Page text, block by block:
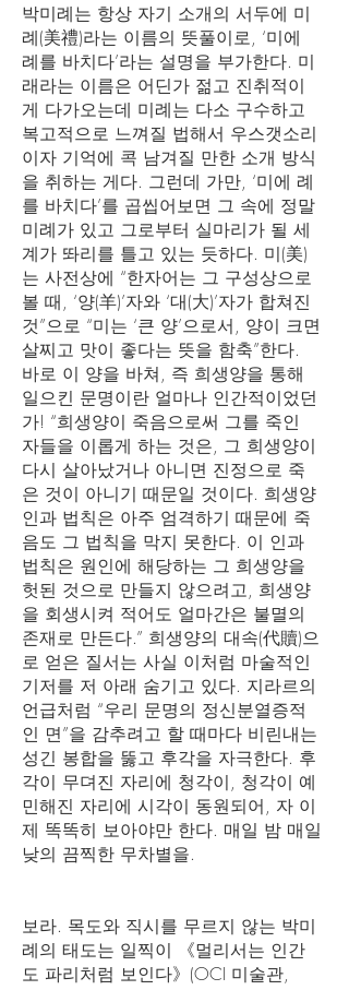
박미례는 항상 자기 소개의 서두에 미
례(美禮)라는 이름의 뜻풀이로, ‘미에
례를 바치다’라는 설명을 부가한다. 미
래라는 이름은 어딘가 젊고 진취적이
게 다가오는데 미례는 다소 구수하고
복고적으로 느껴질 법해서 우스갯소리
이자 기억에 콕 남겨질 만한 소개 방식
을 취하는 게다. 그런데 가만, ‘미에 례
를 바치다’를 곱씹어보면 그 속에 정말
미례가 있고 그로부터 실마리가 될 세
계가 똬리를 틀고 있는 듯하다. 미(美)
는 사전상에 “한자어는 그 구성상으로
볼 때, ‘양(羊)’자와 ‘대(大)’자가 합쳐진
것”으로 “미는 ‘큰 양’으로서, 양이 크면
살찌고 맛이 좋다는 뜻을 함축”한다.
바로 이 양을 바쳐, 즉 희생양을 통해
일으킨 문명이란 얼마나 인간적이었던
가! “희생양이 죽음으로써 그를 죽인
자들을 이롭게 하는 것은, 그 희생양이
다시 살아났거나 아니면 진정으로 죽
은 것이 아니기 때문일 것이다. 희생양
인과 법칙은 아주 엄격하기 때문에 죽
음도 그 법칙을 막지 못한다. 이 인과
법칙은 원인에 해당하는 그 희생양을
헛된 것으로 만들지 않으려고, 희생양
을 회생시켜 적어도 얼마간은 불멸의
존재로 만든다.” 희생양의 대속(代贖)으
로 얻은 질서는 사실 이처럼 마술적인
기저를 저 아래 숨기고 있다. 지라르의
언급처럼 “우리 문명의 정신분열증적
인 면”을 감추려고 할 때마다 비린내는
성긴 봉합을 뚫고 후각을 자극한다. 후
각이 무뎌진 자리에 청각이, 청각이 예
민해진 자리에 시각이 동원되어, 자 이
제 똑똑히 보아야만 한다. 매일 밤 매일
낮의 끔찍한 무차별을.
보라. 목도와 직시를 무르지 않는 박미
례의 태도는 일찍이 《멀리서는 인간
도 파리처럼 보인다》(OCI 미술관,